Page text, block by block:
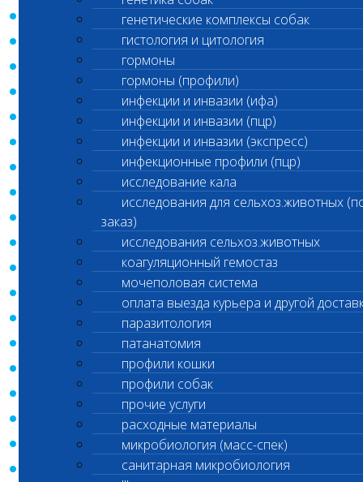
генетические комплексы собак
гистология и цитология
гормоны
гормоны (профили)
инфекции и инвазии (ифа)
инфекции и инвазии (пцр)
инфекции и инвазии (экспресс)
инфекционные профили (пцр)
исследование кала
исследования для сельхоз.животных
заказ)
исследования сельхоз.животных
коагуляционный гемостаз
мочеполовая система
оплата выезда курьера и другой
паразитология
патанатомия
профили кошки
профили собак
прочие услуги
расходные материалы
микробиология (масс-спек)
санитарная микробиология
- Ф.И.О. владельца животного;
- E-Mail;
- Телефон;
- Кличка животного;
- Вид животного;
- Возраст животного;
- Пол животного;
- Микрочип;
- Название компании;
- Юридический адрес;
- Контактное лицо;
- E-Mail;
- Телефон;
- Индекс;
- Город;